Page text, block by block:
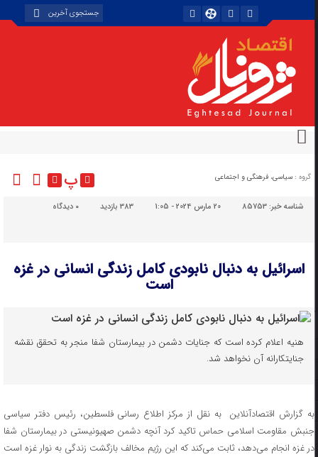
گروه : سیاسی، فرهنگی و اجتماعی پ
شناسه خبر:85753 20 مارس 2024 - 1:05 383 بازدید دیدگاه
اسرائیل به دنبال نابودی کامل زندگی انسانی در غزه
است
هنیه اعلام کرده است که جنایات دشمن در بیمارستان شفا منجر به تحقق نقشه
جنایتکارانه آن نخواهد شد.
به گزارش اقتصادآنلاین به نقل از مرکز اطلاع رسانی فلسطین، رئیس دفتر سیاسی
جنبش مقاومت اسلامی حماس تاکید کرد آنچه دشمن صهیونیستی در بیمارستان شفا
در غزه انجام می‌دهد، ثابت می‌کند که این رژیم مخالف بازگشت زندگی به نوار غزه است